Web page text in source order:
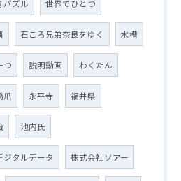
パズル 世界でひとつ
石ころ兄弟奈良をゆく 水槽
つ 説明動画 わくたん
爪 永平寺 福井県
池内氏
ジタルデータ 株式会社ソアー